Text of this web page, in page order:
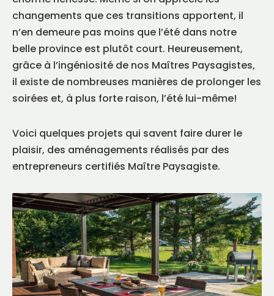
changements que ces transitions apportent, il
n’en demeure pas moins que l’été dans notre
belle province est plutôt court. Heureusement,
grâce à l’ingéniosité de nos Maîtres Paysagistes,
il existe de nombreuses manières de prolonger les
soirées et, à plus forte raison, l’été lui-même!
Voici quelques projets qui savent faire durer le
plaisir, des aménagements réalisés par des
entrepreneurs certifiés Maître Paysagiste.